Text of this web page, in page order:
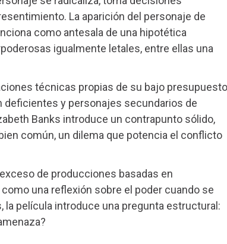
La aparición del personaje de
como antesala de una hipotética
igualmente letales, entre ellas una
técnicas propias de su bajo
y personajes secundarios de
Banks introduce un contrapunto sólido,
común, un dilema que potencia el conflicto
de producciones basadas en
una reflexión sobre el poder cuando se
la película introduce una pregunta estructural: